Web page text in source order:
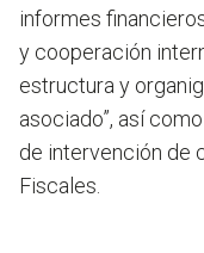
informes
y cooperación
estructura y
asociado”, así
de intervención de
Fiscales.